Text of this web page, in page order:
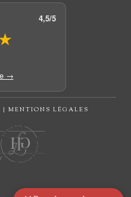
4,5/5
→
MENTIONS LÉGALES